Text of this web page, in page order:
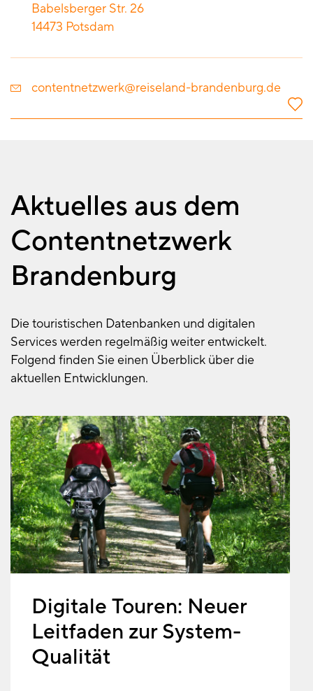
Babelsberger Str. 26
14473 Potsdam
contentnetzwerk@reiseland-brandenburg.de
Aktuelles aus dem
Contentnetzwerk
Brandenburg
Die touristischen Datenbanken und digitalen
Services werden regelmäßig weiter entwickelt.
Folgend finden Sie einen Überblick über die
aktuellen Entwicklungen.
Digitale Touren: Neuer
Leitfaden zur System-
Qualität